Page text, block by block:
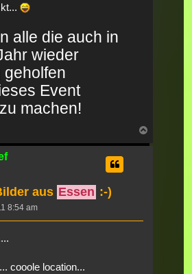
alle die auch in
wieder
geholfen
Event
machen!
aus Essen :-)
8:54 am
cooole location...